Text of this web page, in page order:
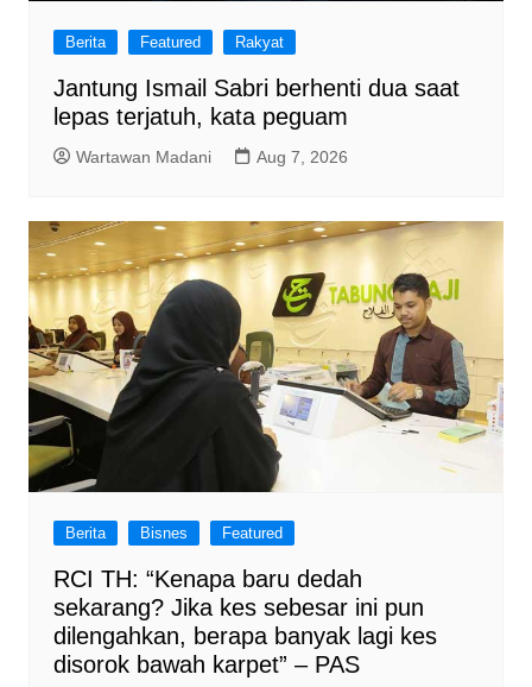
Berita Featured Rakyat
Jantung Ismail Sabri berhenti dua saat
lepas terjatuh, kata peguam
Wartawan Madani Aug 7, 2026
Berita Bisnes Featured
RCI TH: “Kenapa baru dedah
sekarang? Jika kes sebesar ini pun
dilengahkan, berapa banyak lagi kes
disorok bawah karpet” – PAS